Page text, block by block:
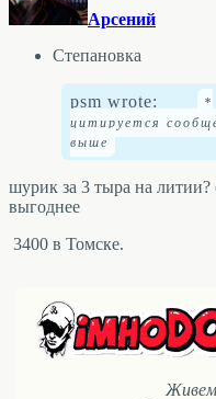
Арсений
Степановка
psm wrote:
шурик за 3 тыра на
выгоднее
3400 в Томске.